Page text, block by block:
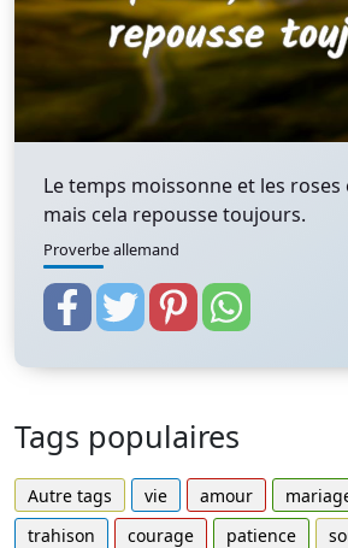
Le temps moissonne et les roses
mais cela repousse toujours.
Proverbe allemand
Tags populaires
Autre tags vie amour
trahison
courage patience